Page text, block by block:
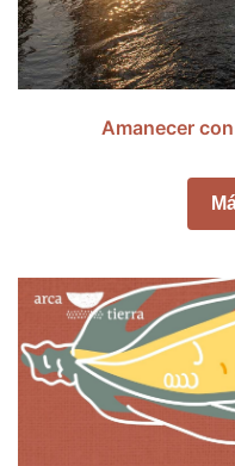
Amanecer